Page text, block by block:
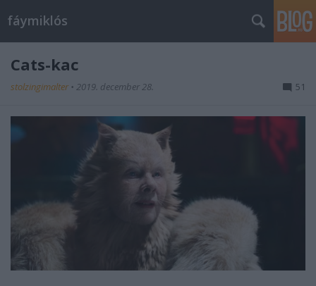
fáymiklós
Cats-kac
stolzingimalter • 2019. december 28. 51